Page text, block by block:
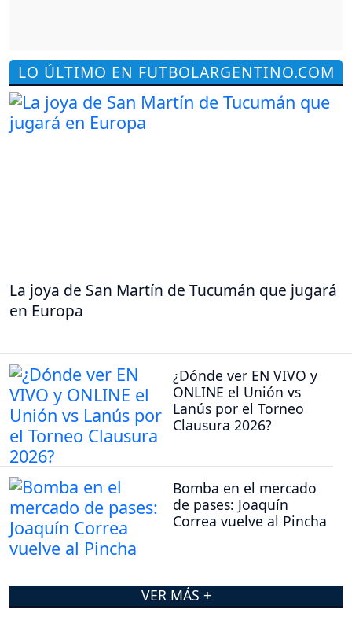
LO ÚLTIMO EN FUTBOLARGENTINO.COM
La joya de San Martín de Tucumán que jugará
en Europa
¿Dónde ver EN VIVO y
ONLINE el Unión vs
Lanús por el Torneo
Clausura 2026?
Bomba en el mercado
de pases: Joaquín
Correa vuelve al Pincha
VER MÁS +